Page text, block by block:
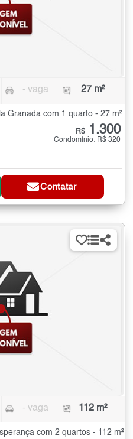
- vaga 27 m²
Granada com 1 quarto - 27 m²
R$ 1.300
Condomínio: R$ 320
Contatar
- vaga 112 m²
com 2 quartos - 112 m²